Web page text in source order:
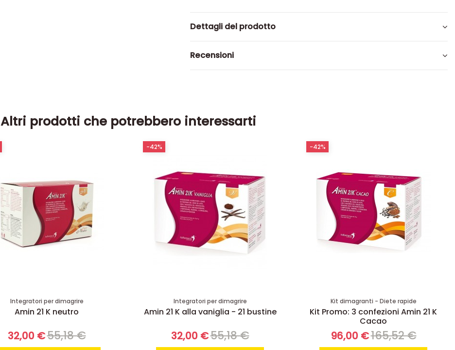
Dettagli del prodotto
Recensioni
Altri prodotti che potrebbero interessarti
Integratori per dimagrire
Amin 21 K neutro
32,00 €55,18 €
Integratori per dimagrire
Amin 21 K alla vaniglia - 21 bustine
32,00 €55,18 €
-42%
Kit dimagranti - Diete rapide
Kit Promo: 3 confezioni Amin 21 K
Cacao
96,00 €165,52 €
-42%